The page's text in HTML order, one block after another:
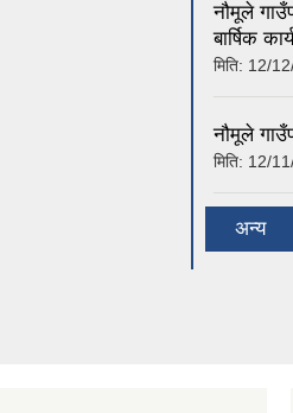
नौमूले
बार्षिक
मिति: 12/
नौमूले
मिति: 12/
अन्य